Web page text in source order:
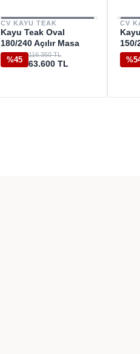
CV KAYU TEAK
Kayu Teak Oval
180/240 Açılır Masa
%45
116.350 TL
63.600 TL
CV
150/